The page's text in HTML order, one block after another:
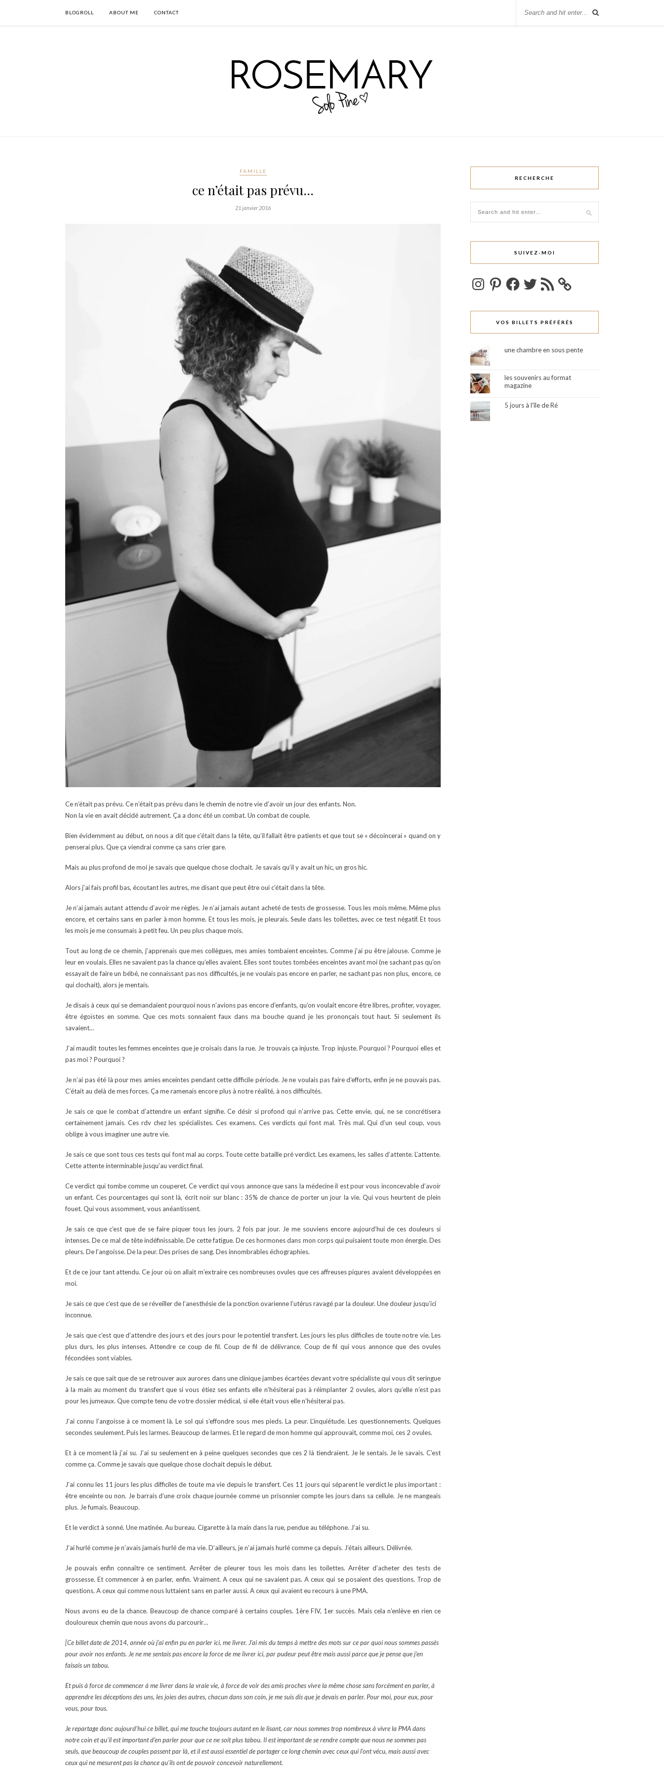
BLOGROLL ABOUT ME CONTACT
FAMILLE
ce n’était pas prévu…
21 janvier 2016
Ce n’était pas prévu. Ce n’était pas prévu dans le chemin de notre vie d’avoir un jour des enfants. Non.
Non la vie en avait décidé autrement. Ça a donc été un combat. Un combat de couple.
Bien évidemment au début, on nous a dit que c’était dans la tête, qu’il fallait être patients et que tout se « décoincerai » quand on y
penserai plus. Que ça viendrai comme ça sans crier gare.
Mais au plus profond de moi je savais que quelque chose clochait. Je savais qu’il y avait un hic, un gros hic.
Alors j’ai fais profil bas, écoutant les autres, me disant que peut être oui c’était dans la tête.
Je n’ai jamais autant attendu d’avoir me règles. Je n’ai jamais autant acheté de tests de grossesse. Tous les mois même. Même plus
encore, et certains sans en parler à mon homme. Et tous les mois, je pleurais. Seule dans les toilettes, avec ce test négatif. Et tous
les mois je me consumais à petit feu. Un peu plus chaque mois.
Tout au long de ce chemin, j’apprenais que mes collègues, mes amies tombaient enceintes. Comme j’ai pu être jalouse. Comme je
leur en voulais. Elles ne savaient pas la chance qu’elles avaient. Elles sont toutes tombées enceintes avant moi (ne sachant pas qu’on
essayait de faire un bébé, ne connaissant pas nos difficultés, je ne voulais pas encore en parler, ne sachant pas non plus, encore, ce
qui clochait), alors je mentais.
Je disais à ceux qui se demandaient pourquoi nous n’avions pas encore d’enfants, qu’on voulait encore être libres, profiter, voyager,
être égoïstes en somme. Que ces mots sonnaient faux dans ma bouche quand je les prononçais tout haut. Si seulement ils
savaient…
J’ai maudit toutes les femmes enceintes que je croisais dans la rue. Je trouvais ça injuste. Trop injuste. Pourquoi ? Pourquoi elles et
pas moi ? Pourquoi ?
Je n’ai pas été là pour mes amies enceintes pendant cette difficile période. Je ne voulais pas faire d’efforts, enfin je ne pouvais pas.
C’était au delà de mes forces. Ça me ramenais encore plus à notre réalité, à nos difficultés.
Je sais ce que le combat d’attendre un enfant signifie. Ce désir si profond qui n’arrive pas. Cette envie, qui, ne se concrétisera
certainement jamais. Ces rdv chez les spécialistes. Ces examens. Ces verdicts qui font mal. Très mal. Qui d’un seul coup, vous
oblige à vous imaginer une autre vie.
Je sais ce que sont tous ces tests qui font mal au corps. Toute cette bataille pré verdict. Les examens, les salles d’attente. L’attente.
Cette attente interminable jusqu’au verdict final.
Ce verdict qui tombe comme un couperet. Ce verdict qui vous annonce que sans la médecine il est pour vous inconcevable d’avoir
un enfant. Ces pourcentages qui sont là, écrit noir sur blanc : 35% de chance de porter un jour la vie. Qui vous heurtent de plein
fouet. Qui vous assomment, vous anéantissent.
Je sais ce que c’est que de se faire piquer tous les jours. 2 fois par jour. Je me souviens encore aujourd’hui de ces douleurs si
intenses. De ce mal de tête indéfinissable. De cette fatigue. De ces hormones dans mon corps qui puisaient toute mon énergie. Des
pleurs. De l’angoisse. De la peur. Des prises de sang. Des innombrables échographies.
Et de ce jour tant attendu. Ce jour où on allait m’extraire ces nombreuses ovules que ces affreuses piqures avaient développées en
moi.
Je sais ce que c’est que de se réveiller de l’anesthésie de la ponction ovarienne l’utérus ravagé par la douleur. Une douleur jusqu’ici
inconnue.
Je sais que c’est que d’attendre des jours et des jours pour le potentiel transfert. Les jours les plus difficiles de toute notre vie. Les
plus durs, les plus intenses. Attendre ce coup de fil. Coup de fil de délivrance. Coup de fil qui vous annonce que des ovules
fécondées sont viables.
Je sais ce que sait que de se retrouver aux aurores dans une clinique jambes écartées devant votre spécialiste qui vous dit seringue
à la main au moment du transfert que si vous étiez ses enfants elle n’hésiterai pas à réimplanter 2 ovules, alors qu’elle n’est pas
pour les jumeaux. Que compte tenu de votre dossier médical, si elle était vous elle n’hésiterai pas.
J’ai connu l’angoisse à ce moment là. Le sol qui s’effondre sous mes pieds. La peur. L’inquiétude. Les questionnements. Quelques
secondes seulement. Puis les larmes. Beaucoup de larmes. Et le regard de mon homme qui approuvait, comme moi, ces 2 ovules.
Et à ce moment là j’ai su. J’ai su seulement en à peine quelques secondes que ces 2 là tiendraient. Je le sentais. Je le savais. C’est
comme ça. Comme je savais que quelque chose clochait depuis le début.
J’ai connu les 11 jours les plus difficiles de toute ma vie depuis le transfert. Ces 11 jours qui séparent le verdict le plus important :
être enceinte ou non. Je barrais d’une croix chaque journée comme un prisonnier compte les jours dans sa cellule. Je ne mangeais
plus. Je fumais. Beaucoup.
Et le verdict à sonné. Une matinée. Au bureau. Cigarette à la main dans la rue, pendue au téléphone. J’ai su.
J’ai hurlé comme je n’avais jamais hurlé de ma vie. D’ailleurs, je n’ai jamais hurlé comme ça depuis. J’étais ailleurs. Délivrée.
Je pouvais enfin connaître ce sentiment. Arrêter de pleurer tous les mois dans les toilettes. Arrêter d’acheter des tests de
grossesse. Et commencer à en parler, enfin. Vraiment. A ceux qui ne savaient pas. A ceux qui se posaient des questions. Trop de
questions. A ceux qui comme nous luttaient sans en parler aussi. A ceux qui avaient eu recours à une PMA.
Nous avons eu de la chance. Beaucoup de chance comparé à certains couples. 1ère FIV, 1er succès. Mais cela n’enlève en rien ce
douloureux chemin que nous avons du parcourir…
[Ce billet date de 2014, année où j’ai enfin pu en parler ici, me livrer. J’ai mis du temps à mettre des mots sur ce par quoi nous sommes passés
pour avoir nos enfants. Je ne me sentais pas encore la force de me livrer ici, par pudeur peut être mais aussi parce que je pense que j’en
faisais un tabou.
Et puis à force de commencer à me livrer dans la vraie vie, à force de voir des amis proches vivre la même chose sans forcément en parler, à
apprendre les déceptions des uns, les joies des autres, chacun dans son coin, je me suis dis que je devais en parler. Pour moi, pour eux, pour
vous, pour tous.
Je repartage donc aujourd’hui ce billet, qui me touche toujours autant en le lisant, car nous sommes trop nombreux à vivre la PMA dans
notre coin et qu’il est important d’en parler pour que ce ne soit plus tabou. Il est important de se rendre compte que nous ne sommes pas
seuls, que beaucoup de couples passent par là, et il est aussi essentiel de partager ce long chemin avec ceux qui l’ont vécu, mais aussi avec
ceux qui ne mesurent pas la chance qu’ils ont de pouvoir concevoir naturellement.
RECHERCHE
SUIVEZ-MOI
InstagramPinterestFacebookTwitterFlux
RSS
VOS BILLETS PRÉFÉRÉS
une chambre en sous pente
les souvenirs au format
magazine
5 jours à l'île de Ré